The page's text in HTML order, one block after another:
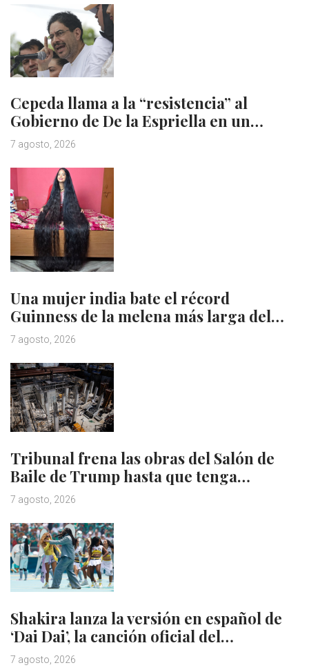
Cepeda llama a la “resistencia” al
Gobierno de De la Espriella en un…
7 agosto, 2026
Una mujer india bate el récord
Guinness de la melena más larga del…
7 agosto, 2026
Tribunal frena las obras del Salón de
Baile de Trump hasta que tenga…
7 agosto, 2026
Shakira lanza la versión en español de
‘Dai Dai’, la canción oficial del…
7 agosto, 2026